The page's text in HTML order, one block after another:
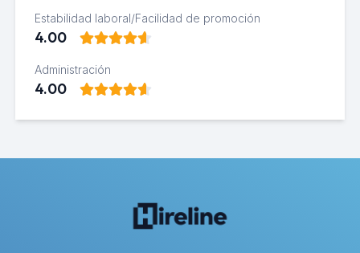
Estabilidad laboral/Facilidad de promoción
4.00
Administración
4.00